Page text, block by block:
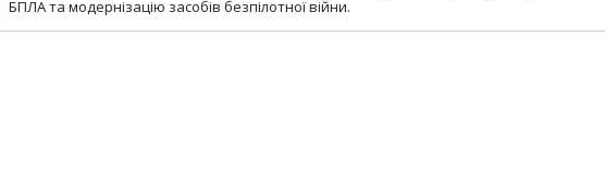
БПЛА та модернізацію засобів безпілотної війни.